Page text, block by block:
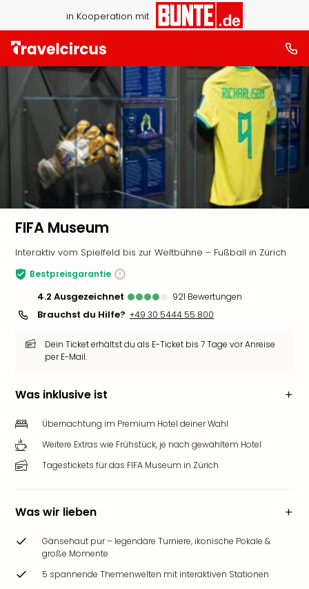
in Kooperation mit
FIFA Museum
Interaktiv vom Spielfeld bis zur Weltbühne – Fußball in Zürich
Bestpreisgarantie
4.2 ausgezeichnet 921 Bewertungen
Brauchst du Hilfe? +49 30 5444 55 800
Dein Ticket erhältst du als E-Ticket bis 7 Tage vor Anreise
per E-Mail.
Was inklusive ist
Übernachtung im Premium Hotel deiner Wahl
Weitere Extras wie Frühstück, je nach gewähltem Hotel
Tagestickets für das FIFA Museum in Zürich
Was wir lieben
Gänsehaut pur – legendäre Turniere, ikonische Pokale &
große Momente
5 spannende Themenwelten mit interaktiven Stationen